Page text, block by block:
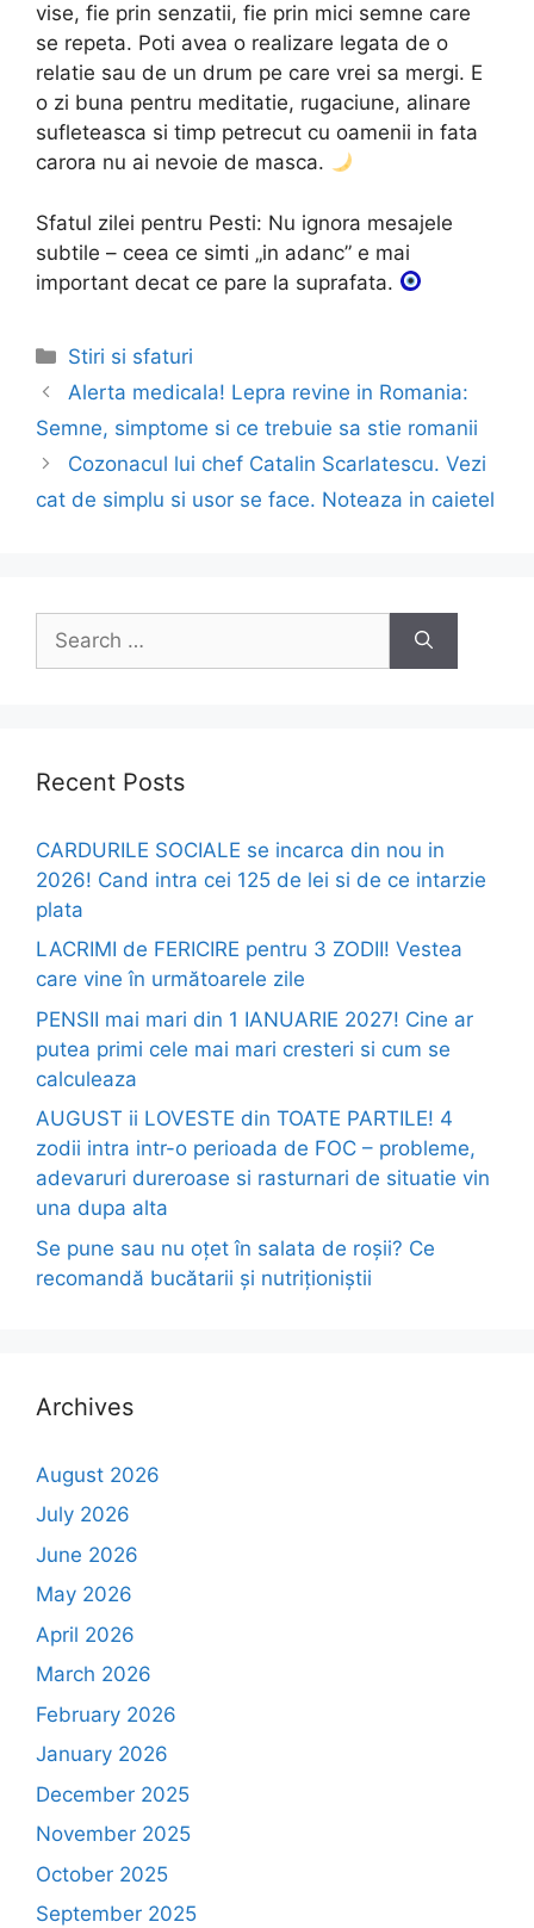
vise, fie prin senzatii, fie prin mici semne care
se repeta. Poti avea o realizare legata de o
relatie sau de un drum pe care vrei sa mergi. E
o zi buna pentru meditatie, rugaciune, alinare
sufleteasca si timp petrecut cu oamenii in fata
carora nu ai nevoie de masca.
Sfatul zilei pentru Pesti: Nu ignora mesajele
subtile – ceea ce simti „in adanc” e mai
important decat ce pare la suprafata.
Categories
Stiri si sfaturi
Post
navigation
Alerta medicala! Lepra revine in Romania:
Semne, simptome si ce trebuie sa stie romanii
Cozonacul lui chef Catalin Scarlatescu. Vezi
cat de simplu si usor se face. Noteaza in caietel
for:
Recent Posts
CARDURILE SOCIALE se incarca din nou in
2026! Cand intra cei 125 de lei si de ce intarzie
plata
LACRIMI de FERICIRE pentru 3 ZODII! Vestea
care vine în următoarele zile
PENSII mai mari din 1 IANUARIE 2027! Cine ar
putea primi cele mai mari cresteri si cum se
calculeaza
AUGUST ii LOVESTE din TOATE PARTILE! 4
zodii intra intr-o perioada de FOC – probleme,
adevaruri dureroase si rasturnari de situatie vin
una dupa alta
Se pune sau nu oțet în salata de roșii? Ce
recomandă bucătarii și nutriționiștii
Archives
August 2026
July 2026
June 2026
May 2026
April 2026
March 2026
February 2026
January 2026
December 2025
November 2025
October 2025
September 2025